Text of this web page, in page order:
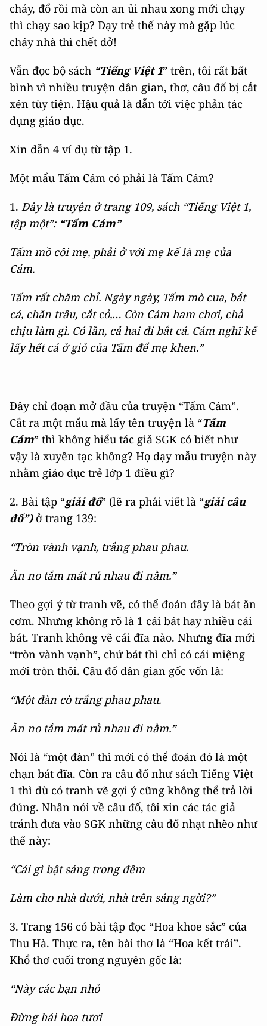
cháy, đổ rồi mà còn an ủi nhau xong mới chạy
thì chạy sao kịp? Dạy trẻ thế này mà gặp lúc
cháy nhà thì chết dở!
Vẫn đọc bộ sách “Tiếng Việt 1” trên, tôi rất bất
bình vì nhiều truyện dân gian, thơ, câu đố bị cắt
xén tùy tiện. Hậu quả là dẫn tới việc phản tác
dụng giáo dục.
Xin dẫn 4 ví dụ từ tập 1.
Một mẩu Tấm Cám có phải là Tấm Cám?
1. Đây là truyện ở trang 109, sách “Tiếng Việt 1,
tập một”: “Tấm Cám”
Tấm mồ côi mẹ, phải ở với mẹ kế là mẹ của
Cám.
Tấm rất chăm chỉ. Ngày ngày, Tấm mò cua, bắt
cá, chăn trâu, cắt cỏ,… Còn Cám ham chơi, chả
chịu làm gì. Có lần, cả hai đi bắt cá. Cám nghĩ kế
lấy hết cá ở giỏ của Tấm để mẹ khen.”
Đây chỉ đoạn mở đầu của truyện “Tấm Cám”.
Cắt ra một mẩu mà lấy tên truyện là “Tấm
Cám” thì không hiểu tác giả SGK có biết như
vậy là xuyên tạc không? Họ dạy mẫu truyện này
nhằm giáo dục trẻ lớp 1 điều gì?
2. Bài tập “giải đố” (lẽ ra phải viết là “giải câu
đố”)ở trang 139:
“Tròn vành vạnh, trắng phau phau.
Ăn no tắm mát rủ nhau đi nằm.”
Theo gợi ý từ tranh vẽ, có thể đoán đây là bát ăn
cơm. Nhưng không rõ là 1 cái bát hay nhiều cái
bát. Tranh không vẽ cái đĩa nào. Nhưng đĩa mới
“tròn vành vạnh”, chứ bát thì chỉ có cái miệng
mới tròn thôi. Câu đố dân gian gốc vốn là:
“Một đàn cò trắng phau phau.
Ăn no tắm mát rủ nhau đi nằm.”
Nói là “một đàn” thì mới có thể đoán đó là một
chạn bát đĩa. Còn ra câu đố như sách Tiếng Việt
1 thì dù có tranh vẽ gợi ý cũng không thể trả lời
đúng. Nhân nói về câu đố, tôi xin các tác giả
tránh đưa vào SGK những câu đố nhạt nhẽo như
thế này:
“Cái gì bật sáng trong đêm
Làm cho nhà dưới, nhà trên sáng ngời?”
3. Trang 156 có bài tập đọc “Hoa khoe sắc” của
Thu Hà. Thực ra, tên bài thơ là “Hoa kết trái”.
Khổ thơ cuối trong nguyên gốc là:
“Này các bạn nhỏ
Đừng hái hoa tươi